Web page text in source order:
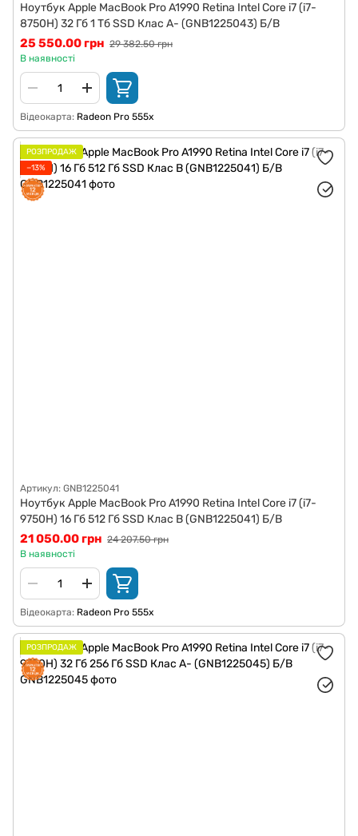
Ноутбук Apple MacBook Pro A1990 Retina Intel Core i7 (i7-
8750H) 32 Гб 1 Тб SSD Клас A- (GNB1225043) Б/В
25 550.00 грн 29 382.50 грн
В наявності
Відеокарта Radeon Pro 555x
РОЗПРОДАЖ
−13%
Артикул: GNB1225041
Ноутбук Apple MacBook Pro A1990 Retina Intel Core i7 (i7-
9750H) 16 Гб 512 Гб SSD Клас B (GNB1225041) Б/В
21 050.00 грн 24 207.50 грн
В наявності
Відеокарта Radeon Pro 555x
РОЗПРОДАЖ